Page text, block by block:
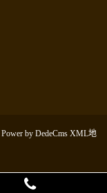
Power by DedeCms XML地